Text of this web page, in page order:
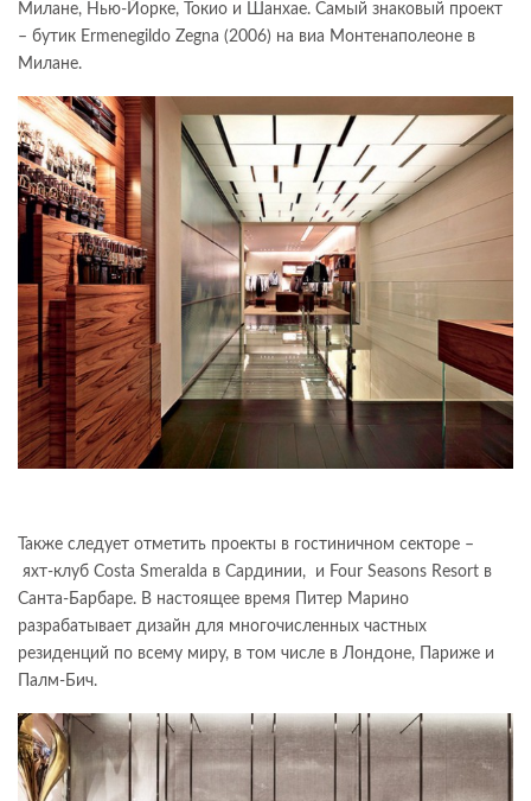
Милане, Нью-Йорке, Токио и Шанхае. Самый знаковый проект
– бутик Ermenegildo Zegna (2006) на виа Монтенаполеоне в
Милане.
Также следует отметить проекты в гостиничном секторе –
яхт-клуб Costa Smeralda в Сардинии, и Four Seasons Resort в
Санта-Барбаре. В настоящее время Питер Марино
разрабатывает дизайн для многочисленных частных
резиденций по всему миру, в том числе в Лондоне, Париже и
Палм-Бич.